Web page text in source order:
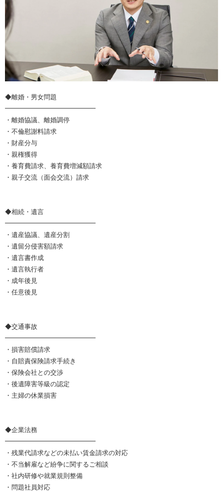
◆離婚・男女問題
━━━━━━━━━━━━━━
・離婚協議、離婚調停
・不倫慰謝料請求
・財産分与
・親権獲得
・養育費請求、養育費増減額請求
・親子交流（面会交流）請求
◆相続・遺言
━━━━━━━━━━━━━━
・遺産協議、遺産分割
・遺留分侵害額請求
・遺言書作成
・遺言執行者
・成年後見
・任意後見
◆交通事故
━━━━━━━━━━━━━━
・損害賠償請求
・自賠責保険請求手続き
・保険会社との交渉
・後遺障害等級の認定
・主婦の休業損害
◆企業法務
━━━━━━━━━━━━━━
・残業代請求などの未払い賃金請求の対応
・不当解雇など紛争に関するご相談
・社内研修や就業規則整備
・問題社員対応